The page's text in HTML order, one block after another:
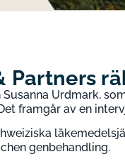
Partners
Susanna Urdmark,
framgår av en
genbehandling.